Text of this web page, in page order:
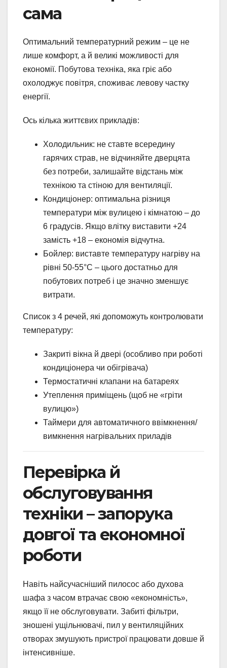
сама
Оптимальний температурний режим – це не
лише комфорт, а й великі можливості для
економії. Побутова техніка, яка гріє або
охолоджує повітря, споживає левову частку
енергії.
Ось кілька життєвих прикладів:
Холодильник: не ставте всередину
гарячих страв, не відчиняйте дверцята
без потреби, залишайте відстань між
технікою та стіною для вентиляції.
Кондиціонер: оптимальна різниця
температури між вулицею і кімнатою – до
6 градусів. Якщо влітку виставити +24
замість +18 – економія відчутна.
Бойлер: виставте температуру нагріву на
рівні 50-55°С – цього достатньо для
побутових потреб і це значно зменшує
витрати.
Список з 4 речей, які допоможуть контролювати
температуру:
Закриті вікна й двері (особливо при роботі
кондиціонера чи обігрівача)
Термостатичні клапани на батареях
Утеплення приміщень (щоб не «гріти
вулицю»)
Таймери для автоматичного ввімкнення/
вимкнення нагрівальних приладів
Перевірка й
обслуговування
техніки – запорука
довгої та економної
роботи
Навіть найсучасніший пилосос або духова
шафа з часом втрачає свою «економність»,
якщо її не обслуговувати. Забиті фільтри,
зношені ущільнювачі, пил у вентиляційних
отворах змушують пристрої працювати довше й
інтенсивніше.